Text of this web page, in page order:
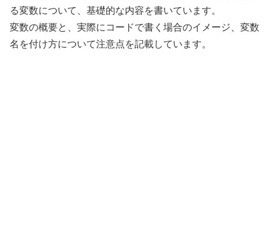
る変数について、基礎的な内容を書いています。
変数の概要と、実際にコードで書く場合のイメージ、変数
名を付け方について注意点を記載しています。